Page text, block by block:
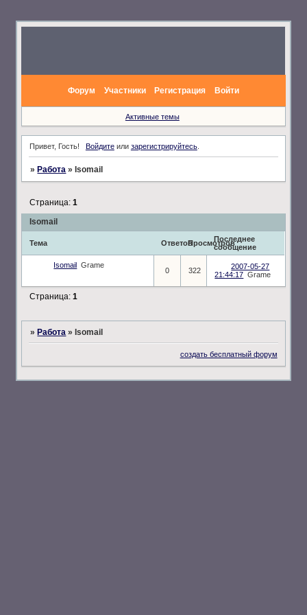
Форум Участники Регистрация Войти
Активные темы
Привет, Гость! Войдитеили зарегистрируйтесь.
» Работа » Isomail
Isomail
Страница:1
Тема ОтветовПросмотровПоследнее
сообщение
Isomail Grame
0 322
2007-05-27
21:44:17 Grame
Страница:1
» Работа » Isomail
создать бесплатный форум